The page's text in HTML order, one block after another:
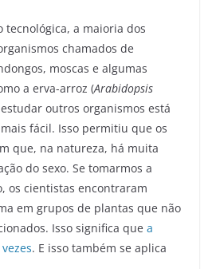
tecnológica, a maioria dos
chamados de
moscas e algumas
a erva-arroz (Arabidopsis
outros organismos está
fácil. Isso permitiu que os
que, na natureza, há muita
do sexo. Se tomarmos a
os cientistas encontraram
em grupos de plantas que não
Isso significa que a
. E isso também se aplica